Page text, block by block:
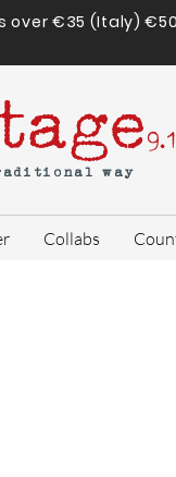
over €35 (Italy)
9.1
way
Collabs